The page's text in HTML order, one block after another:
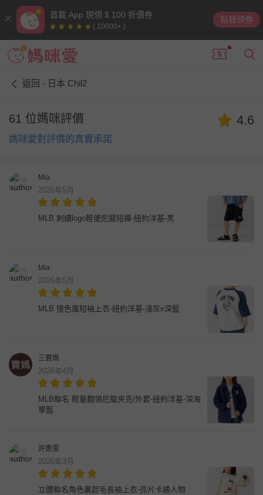
首載 App 現領 $ 100 折價券
( 10000+ )
點我領券
返回 - 日本 Chil2
61 位媽咪評價
媽咪愛對評價的真實承諾
4.6
Mia
2026年5月
MLB 刺繡logo輕便尼龍短褲-紐約洋基-黑
Mia
2026年5月
MLB 撞色風短袖上衣-紐約洋基-淺灰x深藍
三寶媽
2026年4月
MLB聯名 輕量翻領尼龍夾克/外套-紐約洋基-深海
軍藍
許惠雯
2026年3月
立體聯名角色裏起毛長袖上衣-亮片卡通人物